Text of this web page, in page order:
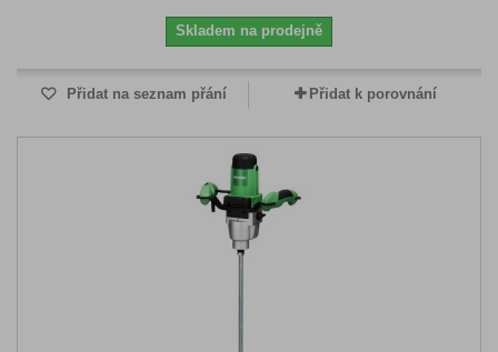
Skladem na prodejně
Přidat na seznam přání Přidat k porovnání